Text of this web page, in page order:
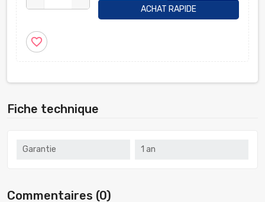
ACHAT RAPIDE
favorite_border
Fiche technique
Garantie 1 an
Commentaires (0)